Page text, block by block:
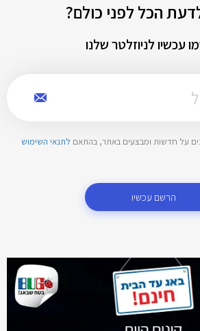
הכל לפני כולם?
עכשיו לניוזלטר שלנו
על חדשות ומבצעים באתר, בהתאם לתנאי השימוש
הרשם עכשיו